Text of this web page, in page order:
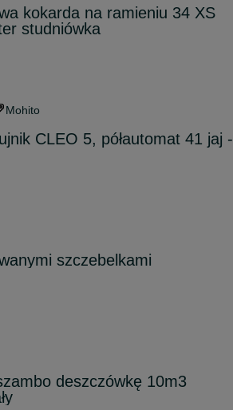
kokarda na ramieniu 34 XS
studniówka
Mohito
CLEO 5, półautomat 41 jaj -
szczebelkami
deszczówkę 10m3